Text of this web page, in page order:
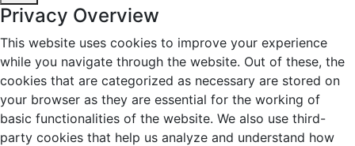
Privacy Overview
This website uses cookies to improve your experience
while you navigate through the website. Out of these, the
cookies that are categorized as necessary are stored on
your browser as they are essential for the working of
basic functionalities of the website. We also use third-
party cookies that help us analyze and understand how